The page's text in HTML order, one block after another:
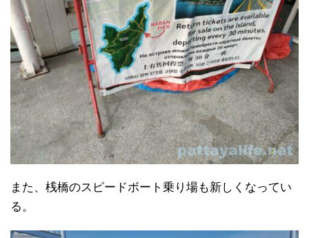
また、桟橋のスピードボート乗り場も新しくなってい
る。